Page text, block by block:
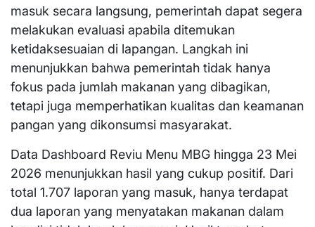
masuk secara langsung, pemerintah dapat segera
melakukan evaluasi apabila ditemukan
ketidaksesuaian di lapangan. Langkah ini
menunjukkan bahwa pemerintah tidak hanya
fokus pada jumlah makanan yang dibagikan,
tetapi juga memperhatikan kualitas dan keamanan
pangan yang dikonsumsi masyarakat.
Data Dashboard Reviu Menu MBG hingga 23 Mei
2026 menunjukkan hasil yang cukup positif. Dari
total 1.707 laporan yang masuk, hanya terdapat
dua laporan yang menyatakan makanan dalam